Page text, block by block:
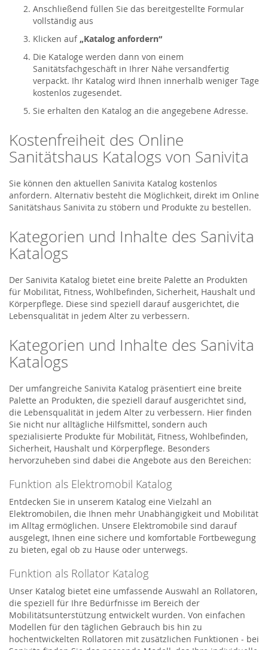
Anschließend füllen Sie das bereitgestellte Formular
vollständig aus
Klicken auf „Katalog anfordern“
Die Kataloge werden dann von einem
Sanitätsfachgeschäft in Ihrer Nähe versandfertig
verpackt. Ihr Katalog wird Ihnen innerhalb weniger Tage
kostenlos zugesendet.
Sie erhalten den Katalog an die angegebene Adresse.
Kostenfreiheit des Online
Sanitätshaus Katalogs von Sanivita
Sie können den aktuellen Sanivita Katalog kostenlos
anfordern. Alternativ besteht die Möglichkeit, direkt im Online
Sanitätshaus Sanivita zu stöbern und Produkte zu bestellen.
Kategorien und Inhalte des Sanivita
Katalogs
Der Sanivita Katalog bietet eine breite Palette an Produkten
für Mobilität, Fitness, Wohlbefinden, Sicherheit, Haushalt und
Körperpflege. Diese sind speziell darauf ausgerichtet, die
Lebensqualität in jedem Alter zu verbessern.
Kategorien und Inhalte des Sanivita
Katalogs
Der umfangreiche Sanivita Katalog präsentiert eine breite
Palette an Produkten, die speziell darauf ausgerichtet sind,
die Lebensqualität in jedem Alter zu verbessern. Hier finden
Sie nicht nur alltägliche Hilfsmittel, sondern auch
spezialisierte Produkte für Mobilität, Fitness, Wohlbefinden,
Sicherheit, Haushalt und Körperpflege. Besonders
hervorzuheben sind dabei die Angebote aus den Bereichen:
Funktion als Elektromobil Katalog
Entdecken Sie in unserem Katalog eine Vielzahl an
Elektromobilen, die Ihnen mehr Unabhängigkeit und Mobilität
im Alltag ermöglichen. Unsere Elektromobile sind darauf
ausgelegt, Ihnen eine sichere und komfortable Fortbewegung
zu bieten, egal ob zu Hause oder unterwegs.
Funktion als Rollator Katalog
Unser Katalog bietet eine umfassende Auswahl an Rollatoren,
die speziell für Ihre Bedürfnisse im Bereich der
Mobilitätsunterstützung entwickelt wurden. Von einfachen
Modellen für den täglichen Gebrauch bis hin zu
hochentwickelten Rollatoren mit zusätzlichen Funktionen - bei